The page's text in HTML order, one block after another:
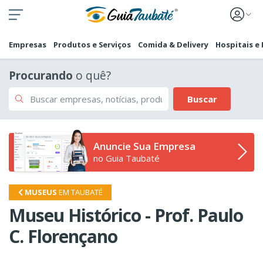
Empresas Produtos e Serviços Comida & Delivery Hospitais e
Procurando o quê?
Buscar
Anuncie Sua Empresa
no Guia Taubaté
MUSEUS EM TAUBATÉ
Museu Histórico - Prof. Paulo
C. Florençano